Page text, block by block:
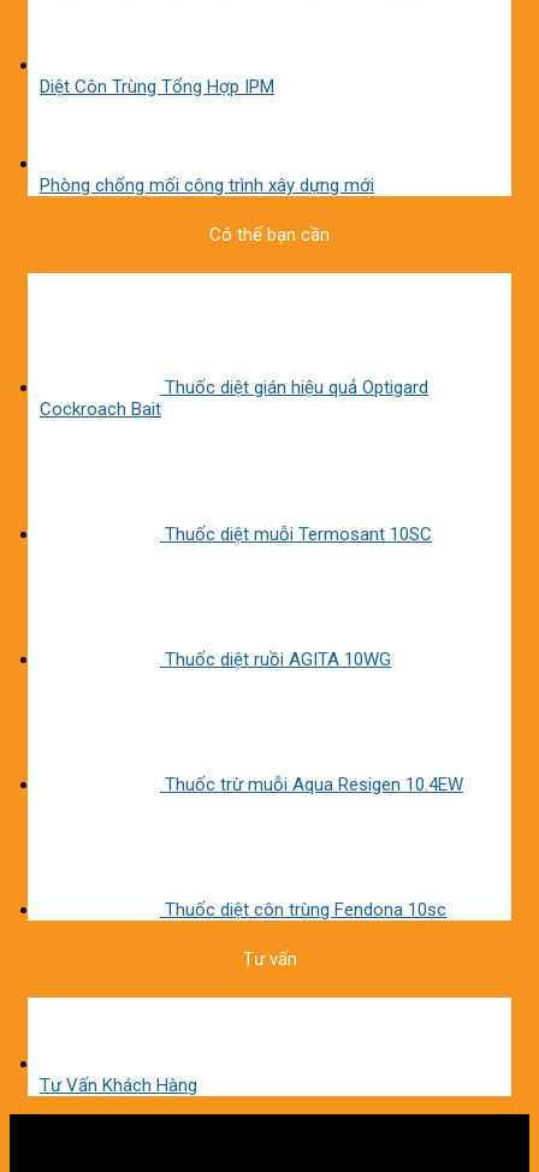
Diệt Côn Trùng Tổng Hợp IPM
Phòng chống mối công trình xây dựng mới
Có thể bạn cần
Thuốc diệt gián hiệu quả Optigard
Cockroach Bait
Thuốc diệt muỗi Termosant 10SC
Thuốc diệt ruồi AGITA 10WG
Thuốc trừ muỗi Aqua Resigen 10.4EW
Thuốc diệt côn trùng Fendona 10sc
Tư vấn
Tư Vấn Khách Hàng